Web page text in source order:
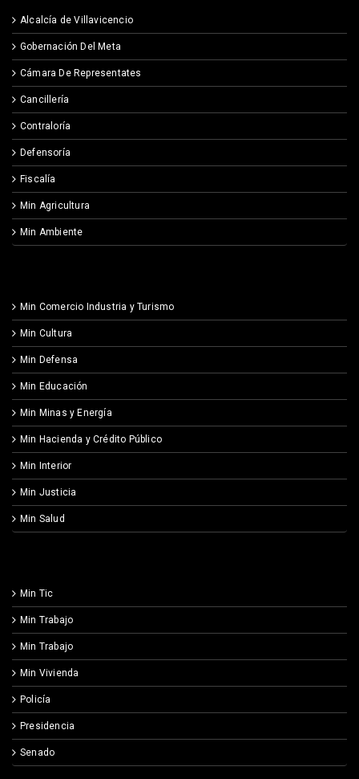
Alcalcía de Villavicencio
Gobernación Del Meta
Cámara De Representates
Cancillería
Contraloría
Defensoría
Fiscalía
Min Agricultura
Min Ambiente
Min Comercio Industria y Turismo
Min Cultura
Min Defensa
Min Educación
Min Minas y Energía
Min Hacienda y Crédito Público
Min Interior
Min Justicia
Min Salud
Min Tic
Min Trabajo
Min Trabajo
Min Vivienda
Policía
Presidencia
Senado